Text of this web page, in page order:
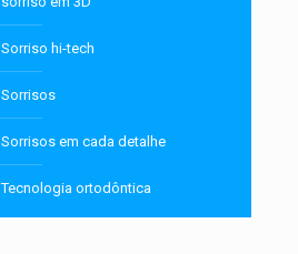
Sorriso hi-tech
Sorrisos
Sorrisos em cada detalhe
Tecnologia ortodôntica